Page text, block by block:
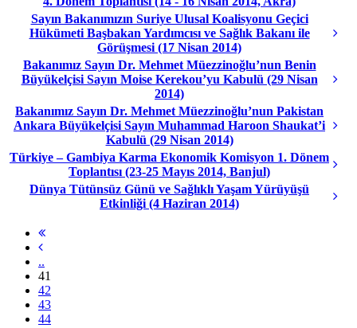
Sayın Bakanımızın Suriye Ulusal Koalisyonu Geçici
Hükümeti Başbakan Yardımcısı ve Sağlık Bakanı ile
Görüşmesi (17 Nisan 2014)
Bakanımız Sayın Dr. Mehmet Müezzinoğlu’nun Benin
Büyükelçisi Sayın Moise Kerekou’yu Kabulü (29 Nisan
2014)
Bakanımız Sayın Dr. Mehmet Müezzinoğlu’nun Pakistan
Ankara Büyükelçisi Sayın Muhammad Haroon Shaukat’i
Kabulü (29 Nisan 2014)
Türkiye – Gambiya Karma Ekonomik Komisyon 1. Dönem
Toplantısı (23-25 Mayıs 2014, Banjul)
Dünya Tütünsüz Günü ve Sağlıklı Yaşam Yürüyüşü
Etkinliği (4 Haziran 2014)
..
41
42
43
44